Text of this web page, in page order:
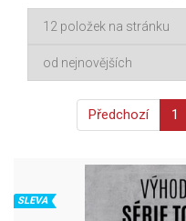
Předchozí 1
SLEVA